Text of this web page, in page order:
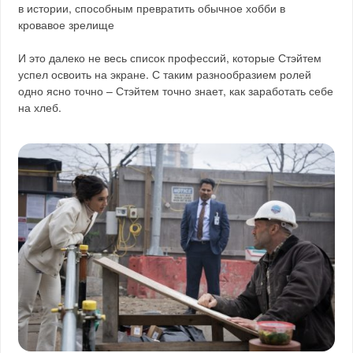
в истории, способным превратить обычное хобби в
кровавое зрелище
И это далеко не весь список профессий, которые Стэйтем
успел освоить на экране. С таким разнообразием ролей
одно ясно точно – Стэйтем точно знает, как заработать себе
на хлеб.